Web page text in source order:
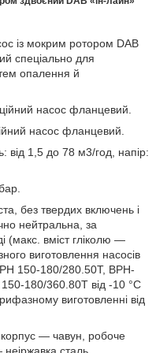
із мокрим ротором DAB
спеціально для
опалення й
насос фланцевий.
насос фланцевий.
від 1,5 до 78 м3/год, напір:
без твердих включень і
нейтральна, за
(макс. вміст гліколю —
виготовлення насосів
150-180/280.50T, BPH-
180/360.80T від -10 °C
виготовленні від
корпус — чавун, робоче